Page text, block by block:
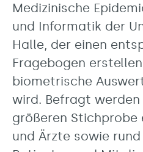
Medizinische
und Informatik der
Halle, der einen
Fragebogen
biometrische
wird. Befragt
größeren Stichprobe
und Ärzte sowie